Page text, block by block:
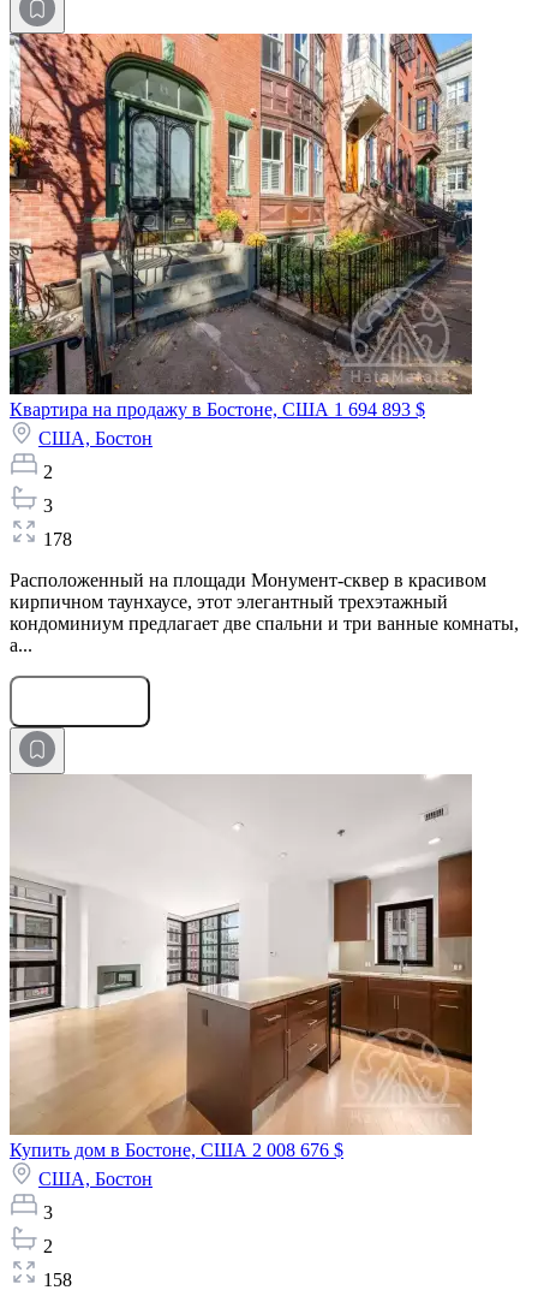
Квартира на продажу в Бостоне, США 1 694 893 $
США, Бостон
2
3
178
Расположенный на площади Монумент-сквер в красивом
кирпичном таунхаусе, этот элегантный трехэтажный
кондоминиум предлагает две спальни и три ванные комнаты,
а...
Купить дом в Бостоне, США 2 008 676 $
США, Бостон
3
2
158